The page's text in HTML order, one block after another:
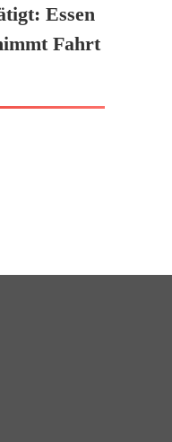
Essen
Fahrt